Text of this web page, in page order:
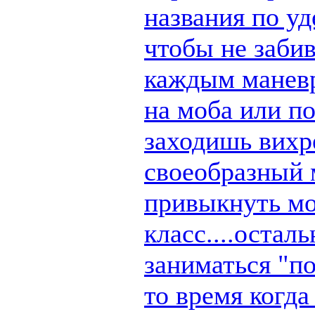
названия по
чтобы не
каждым
на моба или
заходишь
своеобразный
привыкнуть
заниматься
то время